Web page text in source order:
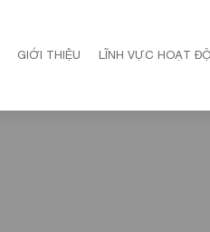
GIỚI THIỆU LĨNH VỰC HOẠT